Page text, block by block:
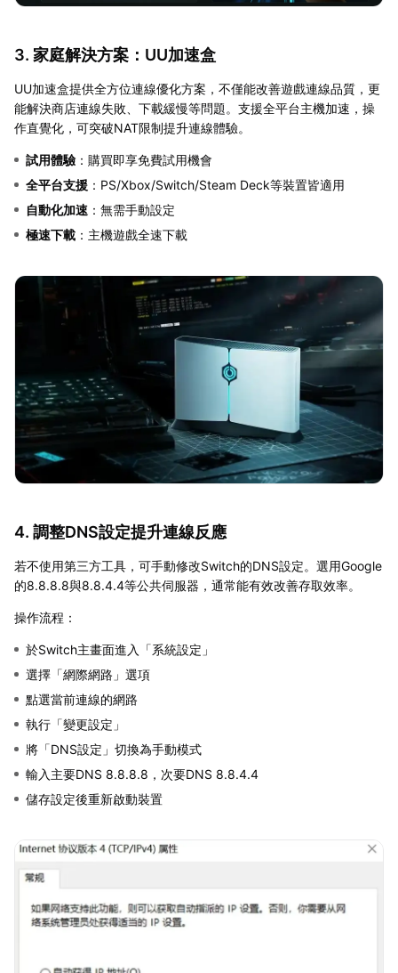
3. 家庭解決方案：UU加速盒
UU加速盒提供全方位連線優化方案，不僅能改善遊戲連線品質，更
能解決商店連線失敗、下載緩慢等問題。支援全平台主機加速，操
作直覺化，可突破NAT限制提升連線體驗。
試用體驗 ：購買即享免費試用機會
全平台支援 ：PS/Xbox/Switch/Steam Deck等裝置皆適用
自動化加速 ：無需手動設定
極速下載 ：主機遊戲全速下載
4. 調整DNS設定提升連線反應
若不使用第三方工具，可手動修改Switch的DNS設定。選用Google
的8.8.8.8與8.8.4.4等公共伺服器，通常能有效改善存取效率。
操作流程：
於Switch主畫面進入「系統設定」
選擇「網際網路」選項
點選當前連線的網路
執行「變更設定」
將「DNS設定」切換為手動模式
輸入主要DNS 8.8.8.8，次要DNS 8.8.4.4
儲存設定後重新啟動裝置